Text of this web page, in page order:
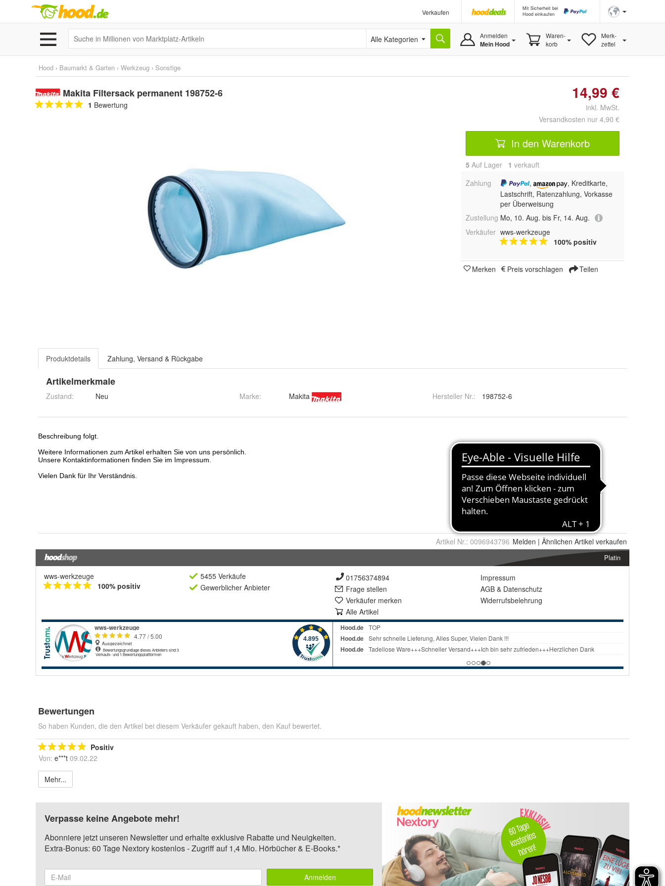
Verkaufen
Mit Sicherheit bei
Hood einkaufen
Alle Kategorien Anmelden
Mein Hood
Waren-
korb
Merk-
zettel
Hood › Baumarkt & Garten › Werkzeug › Sonstige
Makita Filtersack permanent 198752-6
1 Bewertung
14,99 €
inkl. MwSt.
Versandkosten nur 4,90 €
In den Warenkorb
5 Auf Lager 1 verkauft
Zahlung
,
, Kreditkarte,
Lastschrift, Ratenzahlung, Vorkasse
per Überweisung
Zustellung Mo, 10. Aug. bis Fr, 14. Aug.
Verkäufer wws-werkzeuge
100% positiv
Merken Preis vorschlagen Teilen
Produktdetails Zahlung, Versand & Rückgabe
Artikelmerkmale
Zustand: Neu Marke: Makita Hersteller Nr.: 198752-6
Artikel Nr.: 0096943796 Melden | Ähnlichen Artikel verkaufen
Platin
wws-werkzeuge
100% positiv
5455 Verkäufe
Gewerblicher Anbieter
01756374894
Frage stellen
Verkäufer merken
Alle Artikel
Impressum
AGB & Datenschutz
Widerrufsbelehrung
Bewertungen
So haben Kunden, die den Artikel bei diesem Verkäufer gekauft haben, den Kauf bewertet.
Positiv
Von: e***t 09.02.22
Mehr...
Verpasse keine Angebote mehr!
Abonniere jetzt unseren Newsletter und erhalte exklusive Rabatte und Neuigkeiten.
Extra-Bonus: 60 Tage Nextory kostenlos - Zugriff auf 1,4 Mio. Hörbücher & E-Books.*
Anmelden